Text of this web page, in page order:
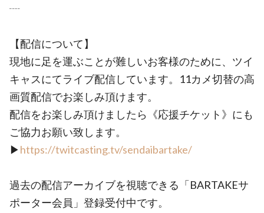
┈
【配信について】
現地に足を運ぶことが難しいお客様のために、ツイ
キャスにてライブ配信しています。11カメ切替の高
画質配信でお楽しみ頂けます。
配信をお楽しみ頂けましたら《応援チケット》にも
ご協力お願い致します。
▶︎https://twitcasting.tv/sendaibartake/
過去の配信アーカイブを視聴できる「BARTAKEサ
ポーター会員」登録受付中です。